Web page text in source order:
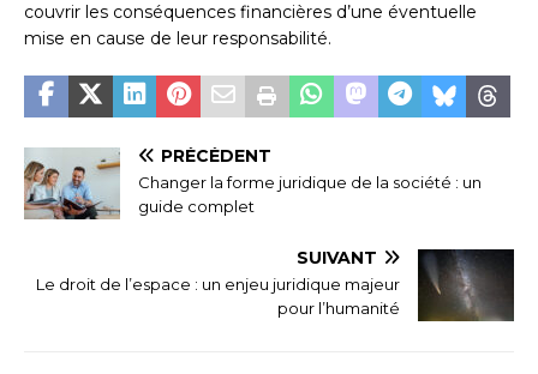
couvrir les conséquences financières d’une éventuelle
mise en cause de leur responsabilité.
PRÉCÉDENT
Changer la forme juridique de la société : un
guide complet
SUIVANT
Le droit de l’espace : un enjeu juridique majeur
pour l’humanité